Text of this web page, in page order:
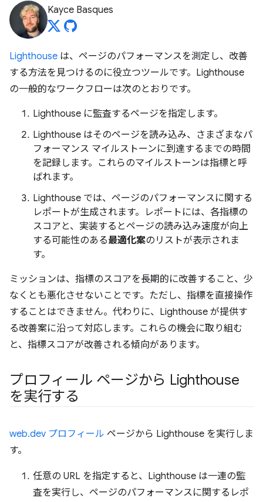
Kayce Basques
Lighthouse は、ページのパフォーマンスを測定し、改善
する方法を見つけるのに役立つツールです。Lighthouse
の一般的なワークフローは次のとおりです。
Lighthouse に監査するページを指定します。
Lighthouse はそのページを読み込み、さまざまなパ
フォーマンス マイルストーンに到達するまでの時間
を記録します。これらのマイルストーンは指標と呼
ばれます。
Lighthouse では、ページのパフォーマンスに関する
レポートが生成されます。レポートには、各指標の
スコアと、実装するとページの読み込み速度が向上
する可能性のある最適化案のリストが表示されま
す。
ミッションは、指標のスコアを長期的に改善すること、少
なくとも悪化させないことです。ただし、指標を直接操作
することはできません。代わりに、Lighthouse が提供す
る改善案に沿って対応します。これらの機会に取り組む
と、指標スコアが改善される傾向があります。
プロフィール ページから Lighthouse
を実行する
web.dev プロフィール ページから Lighthouse を実行しま
す。
任意の URL を指定すると、Lighthouse は一連の監
査を実行し、ページのパフォーマンスに関するレポ